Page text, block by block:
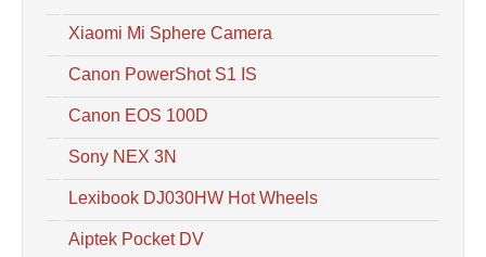
Xiaomi Mi Sphere Camera
Canon PowerShot S1 IS
Canon EOS 100D
Sony NEX 3N
Lexibook DJ030HW Hot Wheels
Aiptek Pocket DV